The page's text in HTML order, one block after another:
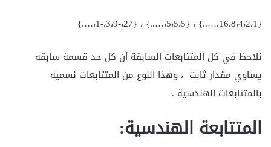
{16،8،4،2،1،…..} ، {5،5،5،…..} ، {27،-3،9،-1،….}
نلاحظ في كل المتتابعات السابقة أن كل حد قسمة سابقه
يساوي مقدار ثابت ، وهذا النوع من المتتابعات نسميه
بالمتتابعات الهندسية .
المتتابعة الهندسية: